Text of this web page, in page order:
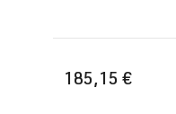
185,15 €